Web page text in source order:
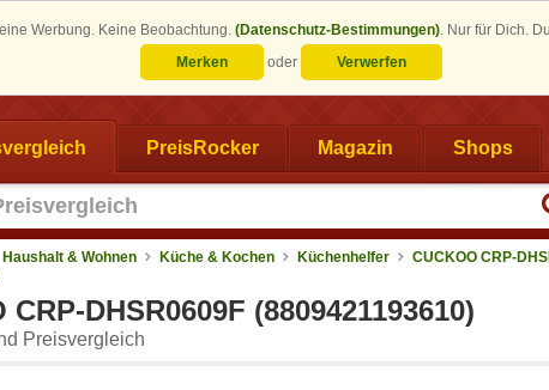
Werbung. Keine Beobachtung. (Datenschutz-Bestimmungen). Nur für Dich.
Merken
oder Verwerfen
PreisRocker Magazin Shops
Haushalt & Wohnen Küche & Kochen Küchenhelfer
CUCKOO CRP-
CRP-DHSR0609F (8809421193610)
Preisvergleich